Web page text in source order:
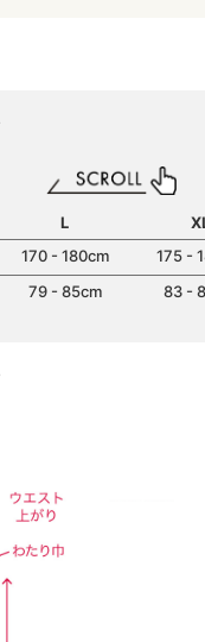
L
170 - 180cm
175 -
79 - 85cm 83 -